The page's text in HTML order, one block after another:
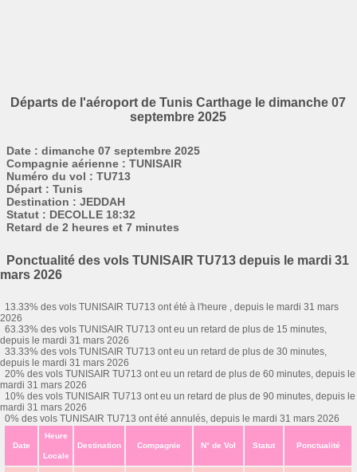
Départs de l'aéroport de Tunis Carthage le dimanche 07
septembre 2025
Date : dimanche 07 septembre 2025
Compagnie aérienne : TUNISAIR
Numéro du vol : TU713
Départ : Tunis
Destination : JEDDAH
Statut : DECOLLE 18:32
Retard de 2 heures et 7 minutes
Ponctualité des vols TUNISAIR TU713 depuis le mardi 31
mars 2026
13.33% des vols TUNISAIR TU713 ont été à l'heure , depuis le mardi 31 mars
2026
63.33% des vols TUNISAIR TU713 ont eu un retard de plus de 15 minutes,
depuis le mardi 31 mars 2026
33.33% des vols TUNISAIR TU713 ont eu un retard de plus de 30 minutes,
depuis le mardi 31 mars 2026
20% des vols TUNISAIR TU713 ont eu un retard de plus de 60 minutes, depuis le
mardi 31 mars 2026
10% des vols TUNISAIR TU713 ont eu un retard de plus de 90 minutes, depuis le
mardi 31 mars 2026
0% des vols TUNISAIR TU713 ont été annulés, depuis le mardi 31 mars 2026
Date
Heure
Locale
Destination Compagnie N° de Vol Statut Ponctualité